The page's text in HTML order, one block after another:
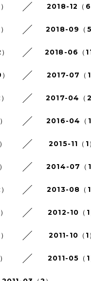
2018-12（6
2018-09（5
2018-06（11
2017-07（1
2017-04（2
2016-04（1
2015-11（1
2014-07（1
2013-08（1
2012-10（1
2011-10（1
2011-05（1